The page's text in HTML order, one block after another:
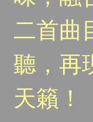
二首曲
聽，再
天籟！